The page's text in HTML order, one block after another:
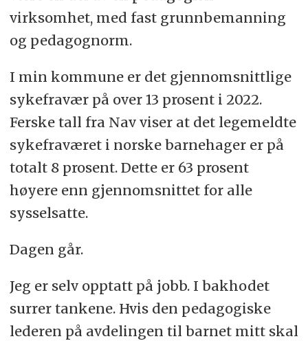
virksomhet, med fast grunnbemanning
og pedagognorm.
I min kommune er det gjennomsnittlige
sykefravær på over 13 prosent i 2022.
Ferske tall fra Nav viser at det legemeldte
sykefraværet i norske barnehager er på
totalt 8 prosent. Dette er 63 prosent
høyere enn gjennomsnittet for alle
sysselsatte.
Dagen går.
Jeg er selv opptatt på jobb. I bakhodet
surrer tankene. Hvis den pedagogiske
lederen på avdelingen til barnet mitt skal